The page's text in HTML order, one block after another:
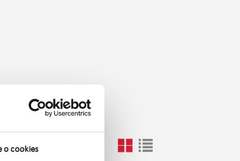
o cookies